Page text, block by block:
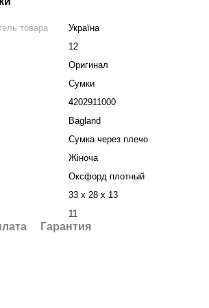
товара
Україна
12
Оригинал
Сумки
4202911000
Bagland
Сумка через плечо
Жіноча
Оксфорд плотный
33 х 28 х 13
11
Гарантия